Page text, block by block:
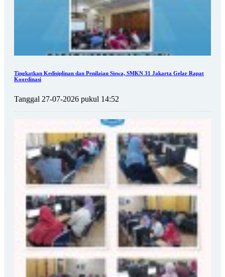
Tingkatkan Kedisiplinan dan Penilaian Siswa, SMKN 31 Jakarta Gelar Rapat
Koordinasi
Tanggal 27-07-2026 pukul 14:52